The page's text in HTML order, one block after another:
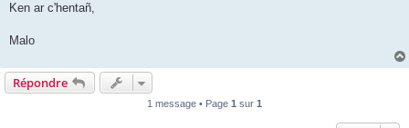
Ken ar c'hentañ,
Malo
Répondre
1 message • Page 1 sur 1